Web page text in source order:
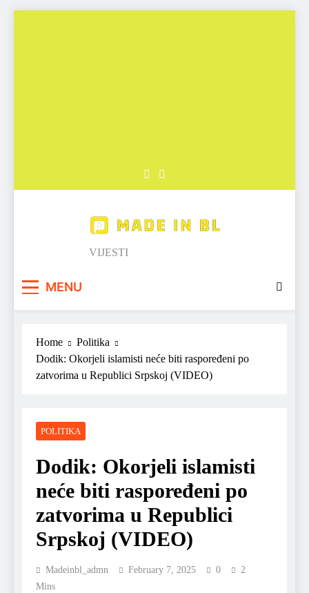
Made in BL
VIJESTI
MENU
Home
Politika
Dodik: Okorjeli islamisti neće biti raspoređeni po
zatvorima u Republici Srpskoj (VIDEO)
POLITIKA
Dodik: Okorjeli islamisti
neće biti raspoređeni po
zatvorima u Republici
Srpskoj (VIDEO)
Madeinbl_admn February 7, 2025 0
2
Mins